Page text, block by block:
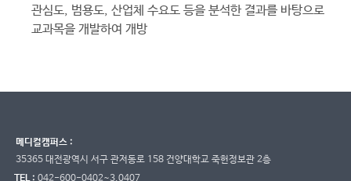
관심도, 범용도, 산업체 수요도 등을 분석한 결과를 바탕으로
교과목을 개발하여 개방
메디컬캠퍼스 :
35365 대전광역시 서구 관저동로 158 건양대학교 죽헌정보관 2층
TEL : 042-600-0402~3,0407